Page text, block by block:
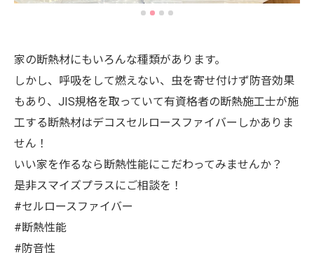
家の断熱材にもいろんな種類があります。
しかし、呼吸をして燃えない、虫を寄せ付けず防音効果
もあり、JIS規格を取っていて有資格者の断熱施工士が施
工する断熱材はデコスセルロースファイバーしかありま
せん！
いい家を作るなら断熱性能にこだわってみませんか？
是非スマイズプラスにご相談を！
#セルロースファイバー
#断熱性能
#防音性